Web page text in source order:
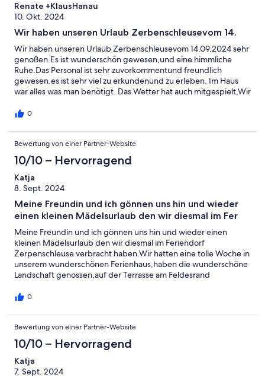
Renate +KlausHanau
10. Okt. 2024
Wir haben unseren Urlaub Zerbenschleusevom 14.
Wir haben unseren Urlaub Zerbenschleusevom 14.09.2024 sehr
genoßen.Es ist wunderschön gewesen,und eine himmliche
Ruhe.Das Personal ist sehr zuvorkommentund freundlich
gewesen.es ist sehr viel zu erkundenund zu erleben. Im Haus
war alles was man benötigt. Das Wetter hat auch mitgespielt,Wir
0
Bewertung von einer Partner-Website
10/10 – Hervorragend
Katja
8. Sept. 2024
Meine Freundin und ich gönnen uns hin und wieder
einen kleinen Mädelsurlaub den wir diesmal im Fer
Meine Freundin und ich gönnen uns hin und wieder einen
kleinen Mädelsurlaub den wir diesmal im Feriendorf
Zerpenschleuse verbracht haben.Wir hatten eine tolle Woche in
unserem wunderschönen Ferienhaus,haben die wunderschöne
Landschaft genossen,auf der Terrasse am Feldesrand
besichtigt,waren baden im Bernsteinsee,haben einen Ausflug
gemütlich eingerichteten Häuschen verbracht.Uns hat es super
gefallen und wir kommen auf jeden Fall wieder!
0
Bewertung von einer Partner-Website
10/10 – Hervorragend
Katja
7. Sept. 2024